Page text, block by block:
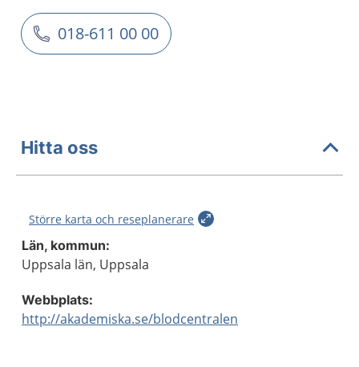
018-611 00 00
Hitta oss
Större karta och reseplanerare
Län, kommun:
Uppsala län, Uppsala
Webbplats:
http://akademiska.se/blodcentralen